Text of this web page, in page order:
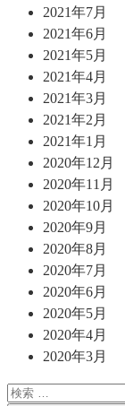
2021年7月
2021年6月
2021年5月
2021年4月
2021年3月
2021年2月
2021年1月
2020年12月
2020年11月
2020年10月
2020年9月
2020年8月
2020年7月
2020年6月
2020年5月
2020年4月
2020年3月
検